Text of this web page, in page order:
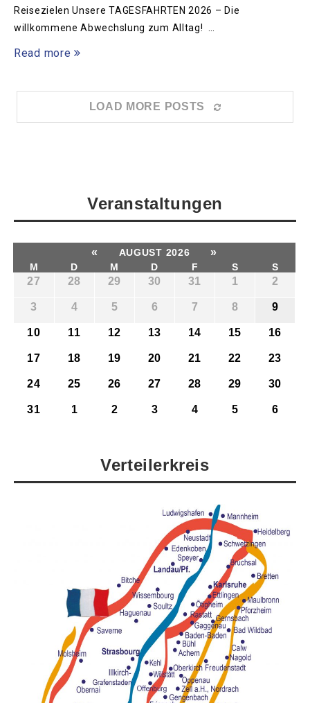
Reisezielen Unsere TAGESFAHRTEN 2026 – Die
willkommene Abwechslung zum Alltag! …
Read more
LOAD MORE POSTS
Veranstaltungen
« AUGUST 2026 »
M D M D F S S
27 28 29 30 31 1 2
3 4 5 6 7 8 9
10 11 12 13 14 15 16
17 18 19 20 21 22 23
24 25 26 27 28 29 30
31 1 2 3 4 5 6
Verteilerkreis